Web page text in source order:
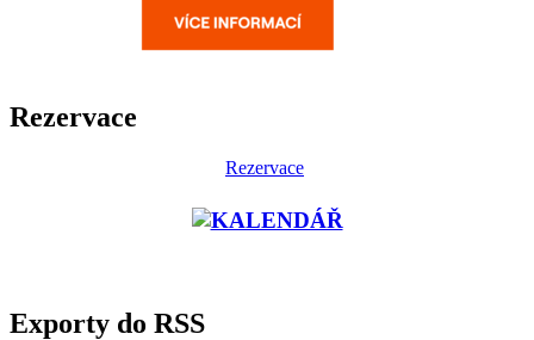
Rezervace
Rezervace
Exporty do RSS